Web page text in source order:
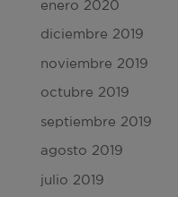
enero 2020
diciembre 2019
noviembre 2019
octubre 2019
septiembre 2019
agosto 2019
julio 2019